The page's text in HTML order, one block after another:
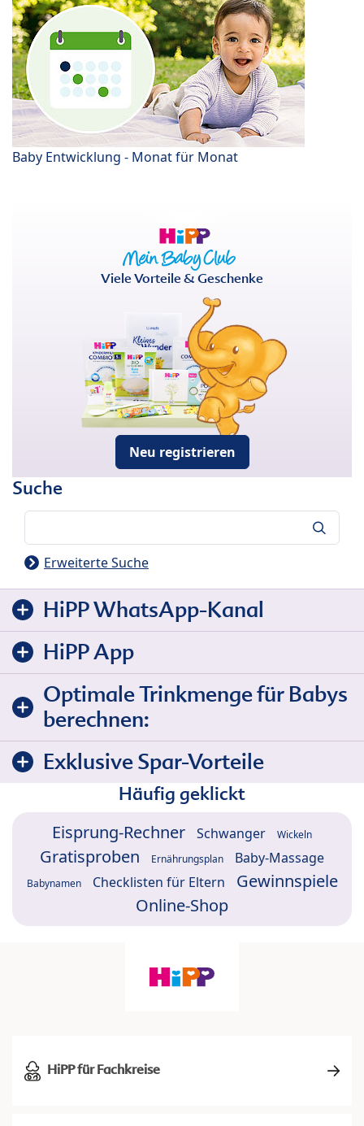
Baby Entwicklung - Monat für Monat
Viele Vorteile & Geschenke
Neu registrieren
Suche
Erweiterte Suche
HiPP WhatsApp-Kanal
HiPP App
Optimale Trinkmenge für Babys
berechnen:
Exklusive Spar-Vorteile
Häufig geklickt
Eisprung-Rechner Schwanger Wickeln
Gratisproben Ernährungsplan Baby-Massage
Babynamen Checklisten für Eltern
Gewinnspiele
Online-Shop
HiPP für Fachkreise